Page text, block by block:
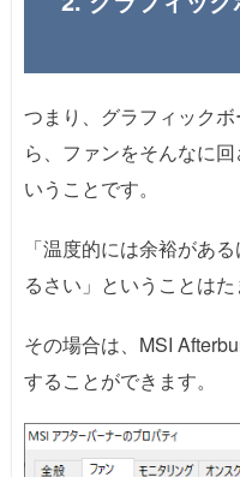
つまり、グラフィック
ら、ファンをそんなに
いうことです。
「温度的には余裕があ
るさい」ということはた
その場合は、MSI
することができます。